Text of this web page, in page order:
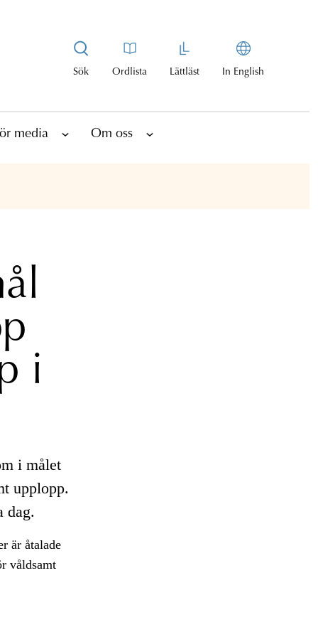
Sök Ordlista Lättläst In English
media Om oss
i
i målet
upplopp.
dag.
är åtalade
våldsamt